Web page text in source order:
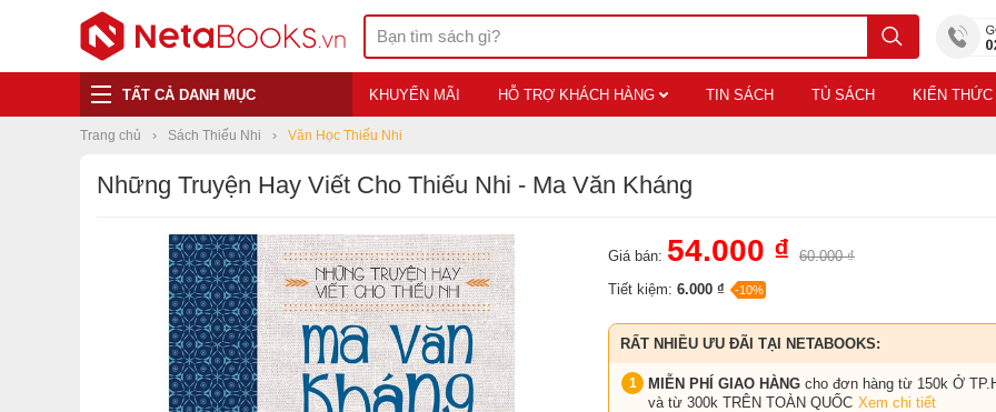
TẤT CẢ DANH MỤC KHUYẾN MÃI HỖ TRỢ KHÁCH HÀNG TIN SÁCH TỦ SÁCH KIẾN THỨC
Trang chủ Sách Thiếu Nhi Văn Học Thiếu Nhi
Những Truyện Hay Viết Cho Thiếu Nhi - Ma Văn Kháng
Giá bán: 54.000 ₫
60.000 ₫
Tiết kiệm: 6.000 ₫ -10%
RẤT NHIỀU ƯU ĐÃI TẠI NETABOOKS:
MIỄN PHÍ GIAO HÀNG cho đơn hàng từ 150k Ở
và từ 300k TRÊN TOÀN QUỐC Xem chi tiết